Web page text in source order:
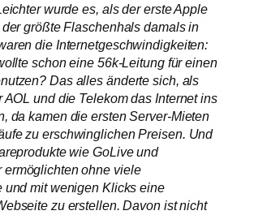
wurde es, als der erste Apple
größte Flaschenhals damals in
die Internetgeschwindigkeiten:
schon eine 56k-Leitung für einen
Das alles änderte sich, als
AOL und die Telekom das Internet ins
da kamen die ersten Server-Mieten
zu erschwinglichen Preisen. Und
wie GoLive und
ermöglichten ohne viele
und mit wenigen Klicks eine
zu erstellen. Davon ist nicht